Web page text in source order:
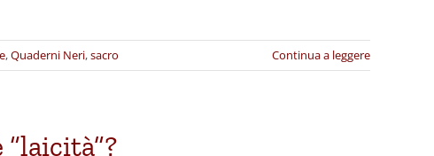
,Quaderni Neri,sacro Continua a leggere
“laicità”?